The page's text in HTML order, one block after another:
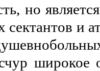
но
сектантов и
широкое